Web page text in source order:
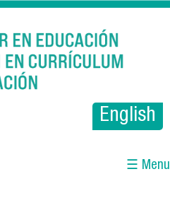
English
☰ Menu